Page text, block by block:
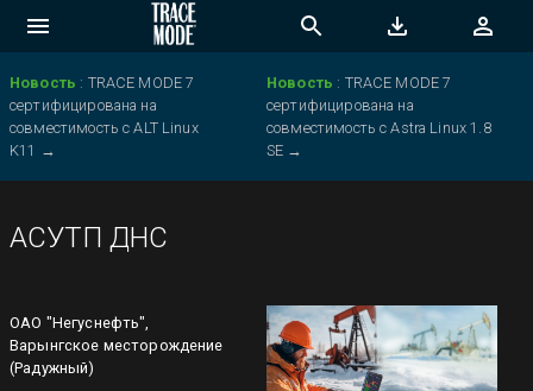
Новость : TRACE MODE 7
сертифицирована на
совместимость с ALT Linux
K11 →
Новость : TRACE MODE 7
сертифицирована на
совместимость с Astra Linux 1.8
SE →
АСУТП ДНС
ОАО "Негуснефть",
Варынгское месторождение
(Радужный)